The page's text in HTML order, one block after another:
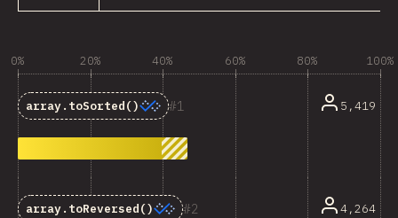
0% 20% 40% 60% 80% 100%
1
array.toSorted() 5,419
2
array.toReversed() 4,264